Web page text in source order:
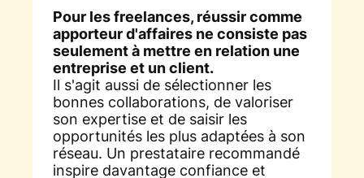
Pour les freelances, réussir comme
apporteur d'affaires ne consiste pas
seulement à mettre en relation une
entreprise et un client.
Il s'agit aussi de sélectionner les
bonnes collaborations, de valoriser
son expertise et de saisir les
opportunités les plus adaptées à son
réseau. Un prestataire recommandé
inspire davantage confiance et